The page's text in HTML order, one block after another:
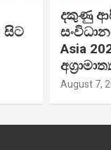
සිට
දකුණු
Asia
August 7,